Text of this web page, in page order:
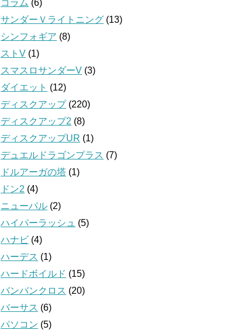
コラム (6)
サンダーＶライトニング (13)
シンフォギア (8)
ストV (1)
スマスロサンダーV (3)
ダイエット (12)
ディスクアップ(220)
ディスクアップ2 (8)
ディスクアップUR (1)
デュエルドラゴンプラス (7)
ドルアーガの塔 (1)
ドン2 (4)
ニューパル (2)
ハイパーラッシュ (5)
ハナビ (4)
ハーデス (1)
ハードボイルド (15)
バンバンクロス (20)
バーサス (6)
パソコン (5)